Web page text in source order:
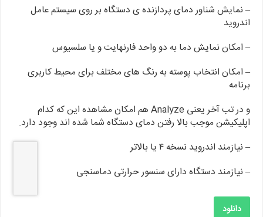
– نمایش شناور دمای پردازنده ی دستگاه بر روی سیستم عامل
اندروید
– امکان نمایش دما به دو واحد فارنهایت و یا سلسیوس
– امکان انتخاب پوسته به رنگ های مختلف برای محیط کاربری
برنامه
و در تب آخر یعنی Analyze هم امکان مشاهده این که کدام
اپلیکیشن موجب بالا رفتن دمای دستگاه شما شده اند وجود دارد.
– نیازمند اندروید نسخه ۴ یا بالاتر
– نیازمند دستگاه دارای سنسور حرارتی دماسنجی
دانلود